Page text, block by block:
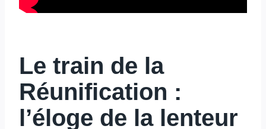
Le train de la
Réunification :
l’éloge de la lenteur